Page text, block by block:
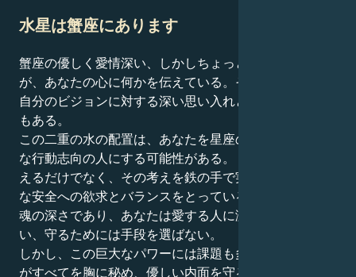
水星は蟹座にあります
蟹座の優しく愛情深い、しかしちょっと威圧的な太陽
が、あなたの心に何かを伝えている。そしてあなたは、
自分のビジョンに対する深い思い入れと信念の持ち主で
もある。
この二重の水の配置は、あなたを星座の中で最も強迫的
な行動志向の人にする可能性がある。「あなたはただ考
えるだけでなく、その考えを鉄の手で実践する。感情的
な安全への欲求とバランスをとっているのは、あなたの
魂の深さであり、あなたは愛する人に激しく忠誠を誓
い、守るためには手段を選ばない。
しかし、この巨大なパワーには課題も多い。ダブル蟹座
がすべてを胸に秘め、優しい内面を守るため、あなたは